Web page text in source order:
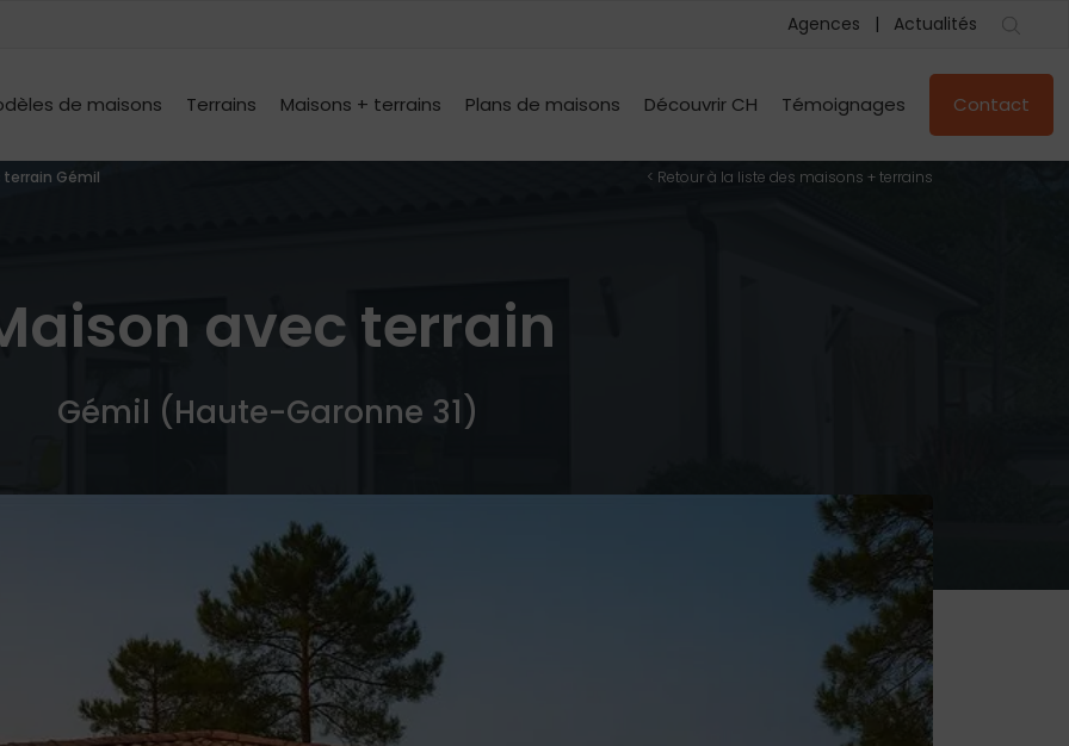
Agences Actualités
de maisons Terrains Maisons + terrains Plans de maisons Découvrir CH Témoignages Contact
terrain Gémil < Retour à la liste des maisons + terrains
avec terrain
Gémil (Haute-Garonne 31)